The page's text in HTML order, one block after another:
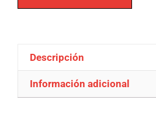
Descripción
Información adicional